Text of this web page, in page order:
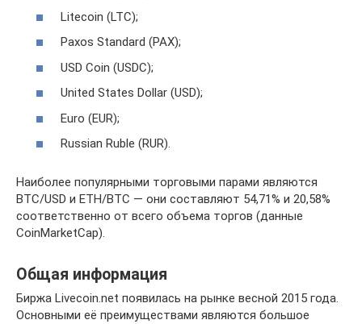
Litecoin (LTC);
Paxos Standard (PAX);
USD Coin (USDC);
United States Dollar (USD);
Euro (EUR);
Russian Ruble (RUR).
Наиболее популярными торговыми парами являются
BTC/USD и ETH/BTC — они составляют 54,71% и 20,58%
соответственно от всего объема торгов (данные
CoinMarketCap).
Общая информация
Биржа Livecoin.net появилась на рынке весной 2015 года.
Основными её преимуществами являются большое